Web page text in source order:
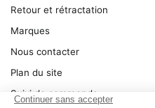
Retour et rétractation
Marques
Nous contacter
Plan du site
Suivi de commande